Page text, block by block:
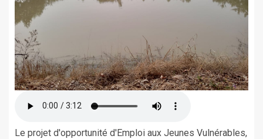
Le projet d'opportunité d'Emploi aux Jeunes Vulnérables,